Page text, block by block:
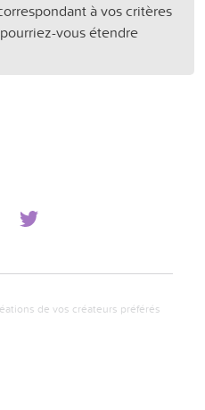
à vos critères
vous étendre
de vos créateurs préférés